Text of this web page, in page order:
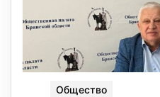
Общество